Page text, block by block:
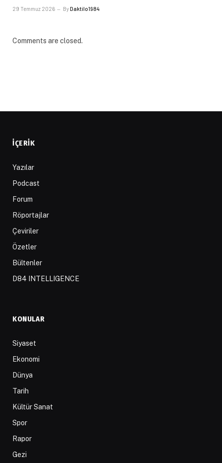
29 Temmuz 2026 ByDaktilo1984
Comments are closed.
İÇERIK
Yazılar
Podcast
Forum
Röportajlar
Çeviriler
Özetler
Bültenler
D84 INTELLIGENCE
KONULAR
Siyaset
Ekonomi
Dünya
Tarih
Kültür Sanat
Spor
Rapor
Gezi